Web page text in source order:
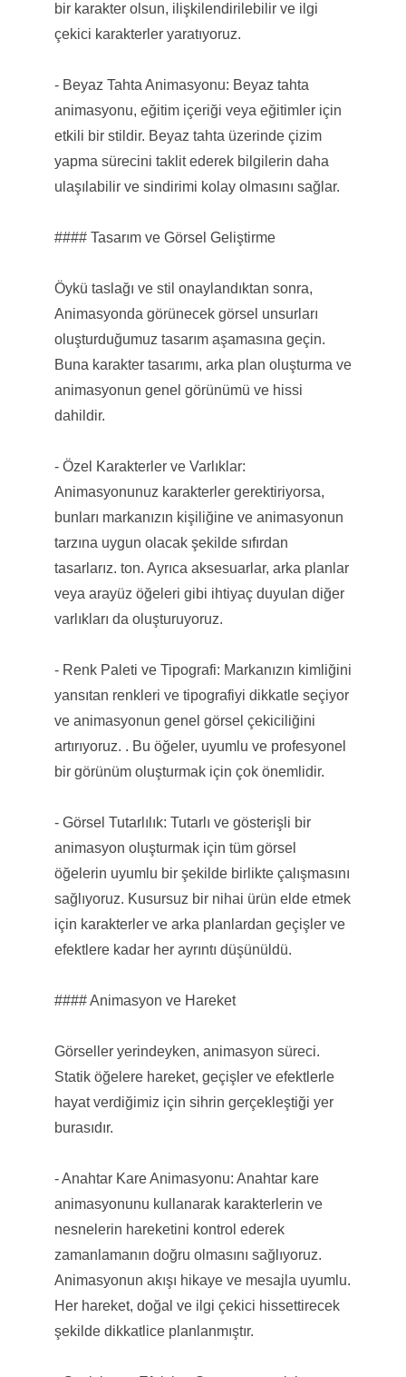
bir karakter olsun, ilişkilendirilebilir ve ilgi
çekici karakterler yaratıyoruz.
- Beyaz Tahta Animasyonu: Beyaz tahta
animasyonu, eğitim içeriği veya eğitimler için
etkili bir stildir. Beyaz tahta üzerinde çizim
yapma sürecini taklit ederek bilgilerin daha
ulaşılabilir ve sindirimi kolay olmasını sağlar.
#### Tasarım ve Görsel Geliştirme
Öykü taslağı ve stil onaylandıktan sonra,
Animasyonda görünecek görsel unsurları
oluşturduğumuz tasarım aşamasına geçin.
Buna karakter tasarımı, arka plan oluşturma ve
animasyonun genel görünümü ve hissi
dahildir.
- Özel Karakterler ve Varlıklar:
Animasyonunuz karakterler gerektiriyorsa,
bunları markanızın kişiliğine ve animasyonun
tarzına uygun olacak şekilde sıfırdan
tasarlarız. ton. Ayrıca aksesuarlar, arka planlar
veya arayüz öğeleri gibi ihtiyaç duyulan diğer
varlıkları da oluşturuyoruz.
- Renk Paleti ve Tipografi: Markanızın kimliğini
yansıtan renkleri ve tipografiyi dikkatle seçiyor
ve animasyonun genel görsel çekiciliğini
artırıyoruz. . Bu öğeler, uyumlu ve profesyonel
bir görünüm oluşturmak için çok önemlidir.
- Görsel Tutarlılık: Tutarlı ve gösterişli bir
animasyon oluşturmak için tüm görsel
öğelerin uyumlu bir şekilde birlikte çalışmasını
sağlıyoruz. Kusursuz bir nihai ürün elde etmek
için karakterler ve arka planlardan geçişler ve
efektlere kadar her ayrıntı düşünüldü.
#### Animasyon ve Hareket
Görseller yerindeyken, animasyon süreci.
Statik öğelere hareket, geçişler ve efektlerle
hayat verdiğimiz için sihrin gerçekleştiği yer
burasıdır.
- Anahtar Kare Animasyonu: Anahtar kare
animasyonunu kullanarak karakterlerin ve
nesnelerin hareketini kontrol ederek
zamanlamanın doğru olmasını sağlıyoruz.
Animasyonun akışı hikaye ve mesajla uyumlu.
Her hareket, doğal ve ilgi çekici hissettirecek
şekilde dikkatlice planlanmıştır.